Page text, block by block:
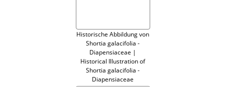
Historische Abbildung von
Shortia galacifolia -
Diapensiaceae |
Historical Illustration of
Shortia galacifolia -
Diapensiaceae